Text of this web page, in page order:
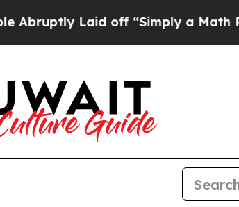
Laid off “Simply a Math Problem